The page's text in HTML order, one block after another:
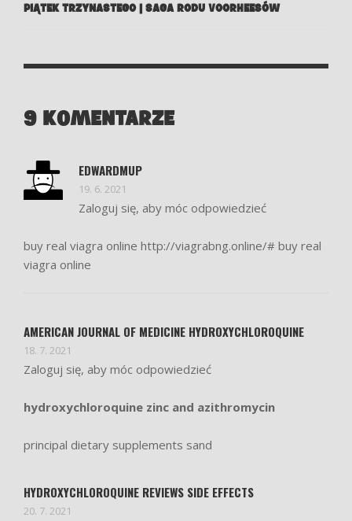
PIĄTEK TRZYNASTEGO | SAGA RODU VOORHEESÓW
9 KOMENTARZE
EDWARDMUP
19. 6. 2021
Zaloguj się, aby móc odpowiedzieć
buy real viagra online http://viagrabng.online/# buy real
viagra online
AMERICAN JOURNAL OF MEDICINE HYDROXYCHLOROQUINE
18. 7. 2021
Zaloguj się, aby móc odpowiedzieć
hydroxychloroquine zinc and azithromycin
principal dietary supplements sand
HYDROXYCHLOROQUINE REVIEWS SIDE EFFECTS
20. 7. 2021